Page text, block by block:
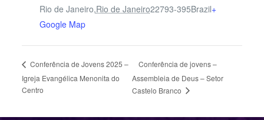
Rio de Janeiro,Rio de Janeiro22793-395Brazil+
Google Map
Conferência de Jovens 2025 –
Igreja Evangélica Menonita do
Centro
Conferência de jovens –
Assembleia de Deus – Setor
Castelo Branco